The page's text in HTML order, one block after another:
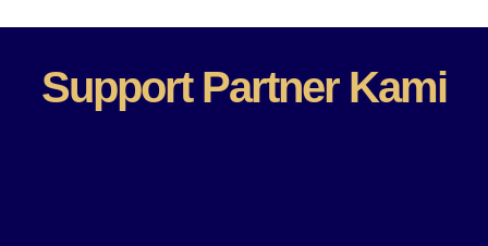
More About US
Support Partner Kami